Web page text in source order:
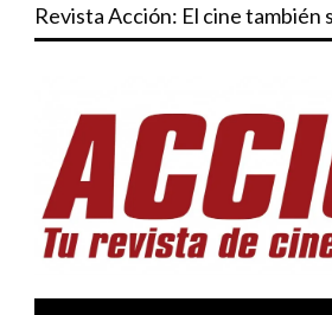
Revista Acción: El cine también